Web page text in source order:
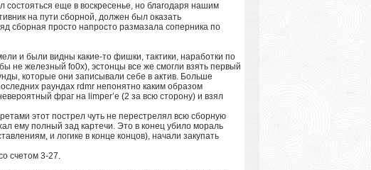
состояться еще в воскресенье, но благодаря нашим
на пути сборной, должен был оказать
сборная просто напросто размазала соперника по
и были видны какие-то фишки, тактики, наработки по
не железный fo0x), эстонцы все же смогли взять первый
которые они записывали себе в актив. Больше
раундах rdmr непонятно каким образом
фраг на limper’e (2 за всю сторону) и взял
этот пострел чуть не перестрелял всю сборную
ему полный зад картечи. Это в конец убило мораль
и логике в конце концов), начали закупать
счетом 3-27.